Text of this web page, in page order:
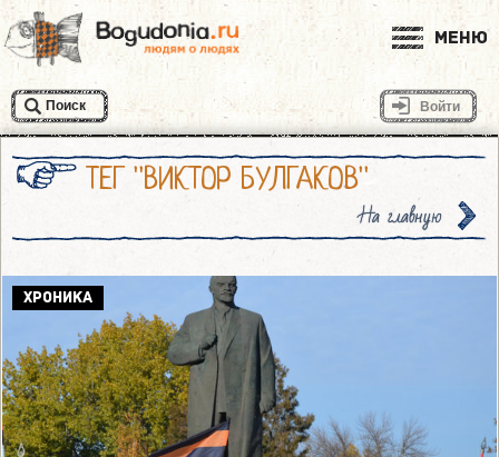
Меню
Поиск Войти
ТЕГ "ВИКТОР БУЛГАКОВ"
На главную
ХРОНИКА